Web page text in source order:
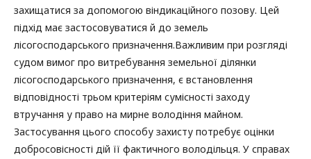
захищатися за допомогою віндикаційного позову. Цей
підхід має застосовуватися й до земель
лісогосподарського призначення.Важливим при розгляді
судом вимог про витребування земельної ділянки
лісогосподарського призначення, є встановлення
відповідності трьом критеріям сумісності заходу
втручання у право на мирне володіння майном.
Застосування цього способу захисту потребує оцінки
добросовісності дій її фактичного володільця. У справах